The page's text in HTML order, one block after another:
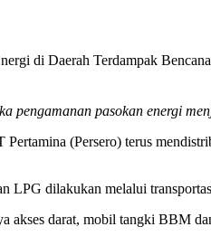
di Daerah Terdampak
pasokan energi
(Persero) terus
dilakukan melalui
akses darat, mobil tangki BBM